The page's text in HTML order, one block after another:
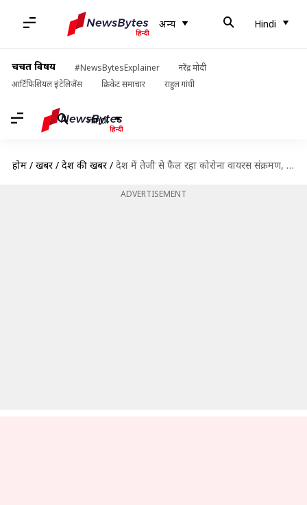
अन्य Hindi
चर्चित विषय #NewsBytesExplainer
नरेंद्र मोदी
आर्टिफिशियल इंटेलिजेंस
क्रिकेट समाचार राहुल गांधी
Hindi
होम / खबरें / देश की खबरें / देश में तेजी से फैल रहा कोरोना वायरस संक्रमण, मामले दोगुने होने की रफ्तार बढ़ी
ADVERTISEMENT